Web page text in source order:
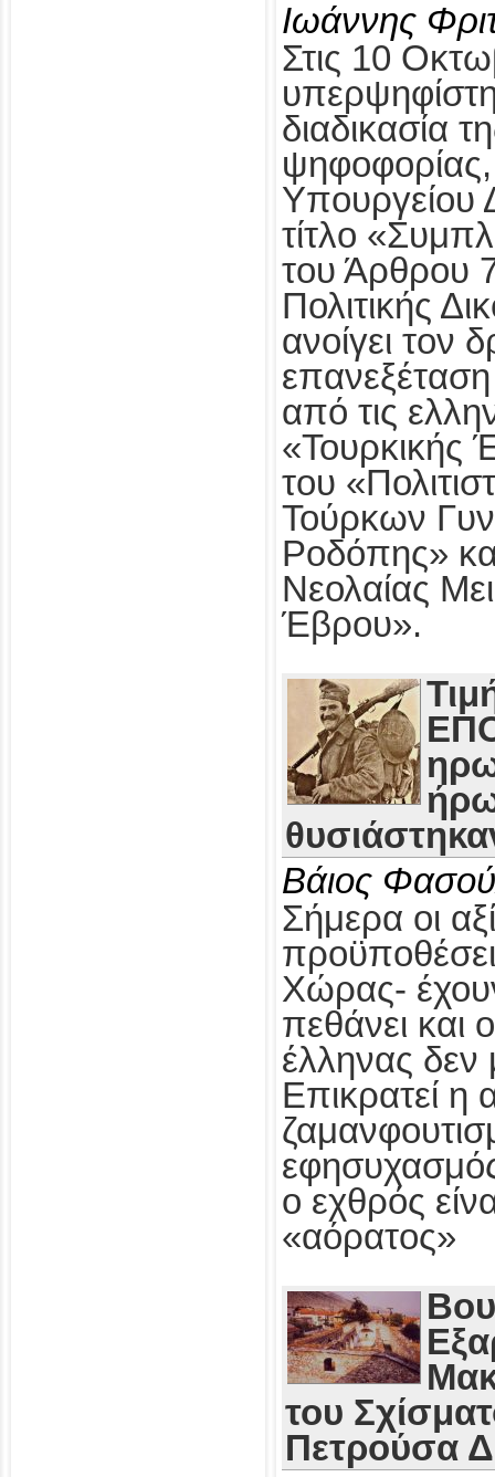
Ιωάννης
Στις 10
διαδικασία
Υπουργείου
τίτλο
του Άρθρου
Πολιτικής
ανοίγει τον
από τις
«Τουρκικής
του
Τούρκων
Ροδόπης»
Νεολαίας
Έβρου».
Βάιος
Σήμερα οι
Χώρας-
πεθάνει και
έλληνας δεν
Επικρατεί η
ο εχθρός
«αόρατος»
του
Πετρούσα